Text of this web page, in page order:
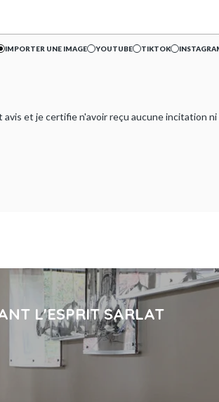
IMPORTER UNE IMAGE YOUTUBE TIKTOK
avis et je certifie n'avoir reçu aucune
L'ESPRIT SARLAT